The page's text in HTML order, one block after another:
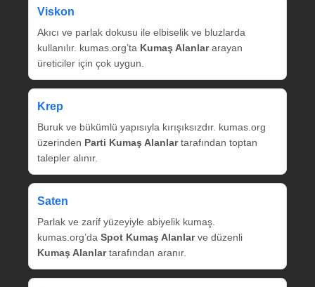
Viskon
Akıcı ve parlak dokusu ile elbiselik ve bluzlarda
kullanılır. kumas.org’ta Kumaş Alanlararayan
üreticiler için çok uygun.
Krep
Buruk ve bükümlü yapısıyla kırışıksızdır. kumas.org
üzerinden Parti Kumaş Alanlartarafından toptan
talepler alınır.
Saten
Parlak ve zarif yüzeyiyle abiyelik kumaş.
kumas.org’da Spot Kumaş Alanlarve düzenli
Kumaş Alanlartarafından aranır.